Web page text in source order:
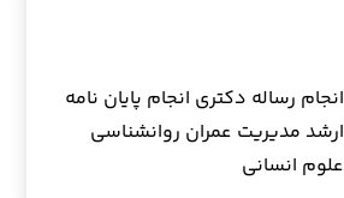
انجام رساله دکتری انجام پایان نامه
ارشد مدیریت عمران روانشناسی
علوم انسانی